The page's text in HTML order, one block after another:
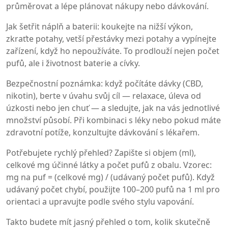
průměrovat a lépe plánovat nákupy nebo dávkování.
Jak šetřit náplň a baterii: koukejte na nižší výkon,
zkraťte potahy, vetší přestávky mezi potahy a vypínejte
zařízení, když ho nepoužíváte. To prodlouží nejen počet
pufů, ale i životnost baterie a cívky.
Bezpečnostní poznámka: když počítáte dávky (CBD,
nikotin), berte v úvahu svůj cíl — relaxace, úleva od
úzkosti nebo jen chuť — a sledujte, jak na vás jednotlivé
množství působí. Při kombinaci s léky nebo pokud máte
zdravotní potíže, konzultujte dávkování s lékařem.
Potřebujete rychlý přehled? Zapište si objem (ml),
celkové mg účinné látky a počet pufů z obalu. Vzorec:
mg na puf = (celkové mg) / (udávaný počet pufů). Když
udávaný počet chybí, použijte 100–200 pufů na 1 ml pro
orientaci a upravujte podle svého stylu vapování.
Takto budete mít jasný přehled o tom, kolik skutečně